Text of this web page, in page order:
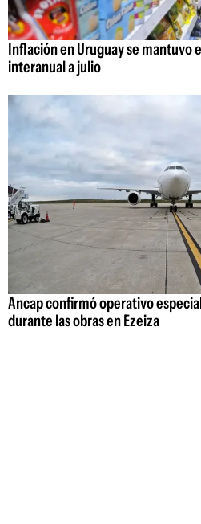
Inflación en Uruguay se mantuvo
interanual a julio
Ancap confirmó operativo
durante las obras en Ezeiza